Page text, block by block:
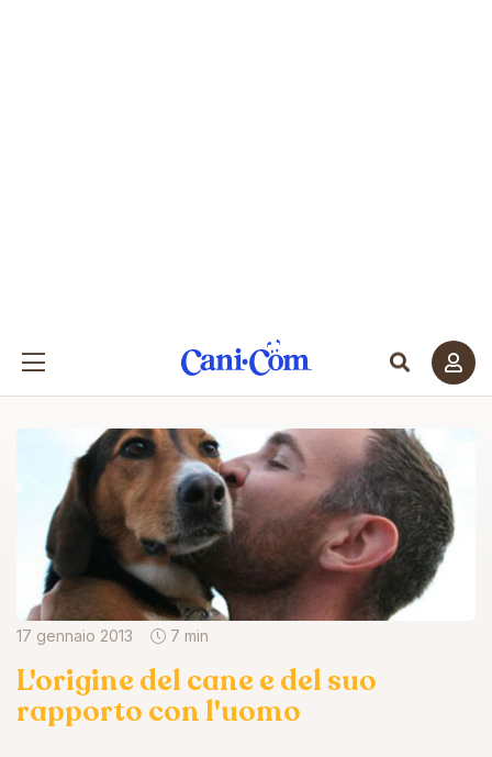
17 gennaio 2013 7 min
L'origine del cane e del suo
rapporto con l'uomo